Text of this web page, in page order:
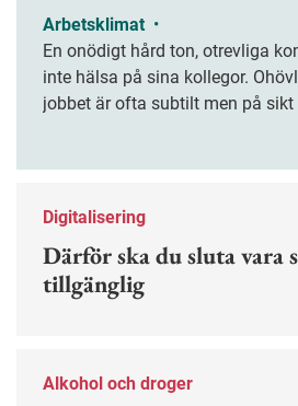
Arbetsklimat •
En onödigt hård ton, otrevliga
inte hälsa på sina kollegor.
jobbet är ofta subtilt men på sikt
Digitalisering
Därför ska du sluta vara
tillgänglig
Alkohol och droger